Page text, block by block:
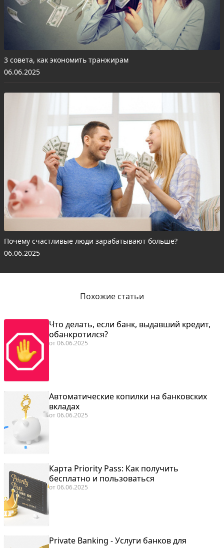
3 совета, как экономить транжирам
06.06.2025
Почему счастливые люди зарабатывают больше?
06.06.2025
Похожие статьи
Что делать, если банк, выдавший кредит,
обанкротился?
от06.06.2025
Автоматические копилки на банковских
вкладах
от06.06.2025
Карта Priority Pass: Как получить
бесплатно и пользоваться
от06.06.2025
Private Banking - Услуги банков для